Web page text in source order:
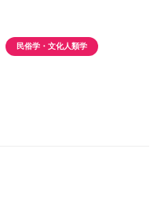
民俗学・文化人類学